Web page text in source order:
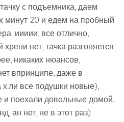
с подъемника, даем
минут 20 и едем на пробный
иииии, все отлично,
нет, тачка разгоняется
никаких нюансов,
впринципе, даже в
все подушки новые),
и поехали довольные домой.
ан нет, не в этот раз)